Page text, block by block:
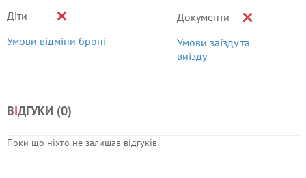
Діти
Умови відміни броні
Документи
Умови заїзду та
виїзду
ВІДГУКИ (0)
Поки що ніхто не залишав відгуків.